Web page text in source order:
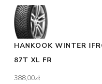
HANKOOK WINTER
87T XL FR
388,00zł